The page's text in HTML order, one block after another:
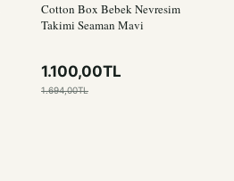
Cotton Box Bebek Nevresim
Takimi Seaman Mavi
1.100,00TL
1.694,00TL